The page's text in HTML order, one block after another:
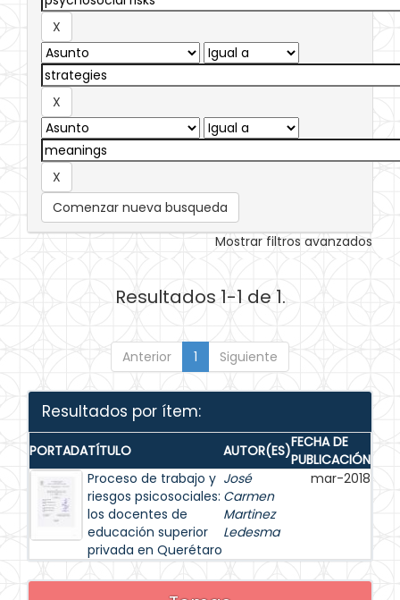
Comenzar nueva busqueda
Mostrar filtros avanzados
Resultados 1-1 de 1.
Anterior 1 Siguiente
Resultados por ítem:
PORTADATÍTULO AUTOR(ES)FECHA DE
PUBLICACIÓN
Proceso de trabajo y
riesgos psicosociales:
los docentes de
educación superior
privada en Querétaro
José
Carmen
Martinez
Ledesma
mar-2018